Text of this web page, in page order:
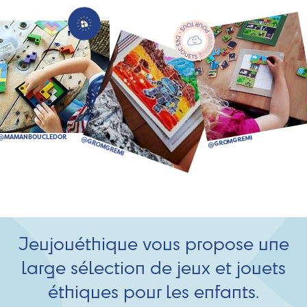
Jeujouéthique vous propose une
large sélection de jeux et jouets
éthiques pour les enfants.